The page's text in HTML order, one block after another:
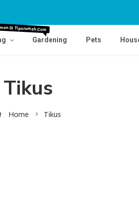
Gardening
Di Tipsrumah.com
Pets
Tikus
Home Tikus